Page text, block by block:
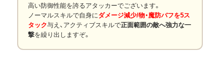
高い防御性能を誇るアタッカーでございます。
ノーマルスキルで自身にダメージ減少/物・魔防バフを5ス
タック与え、アクティブスキルで正面範囲の敵へ強力な一
撃を繰り出しますぞ。